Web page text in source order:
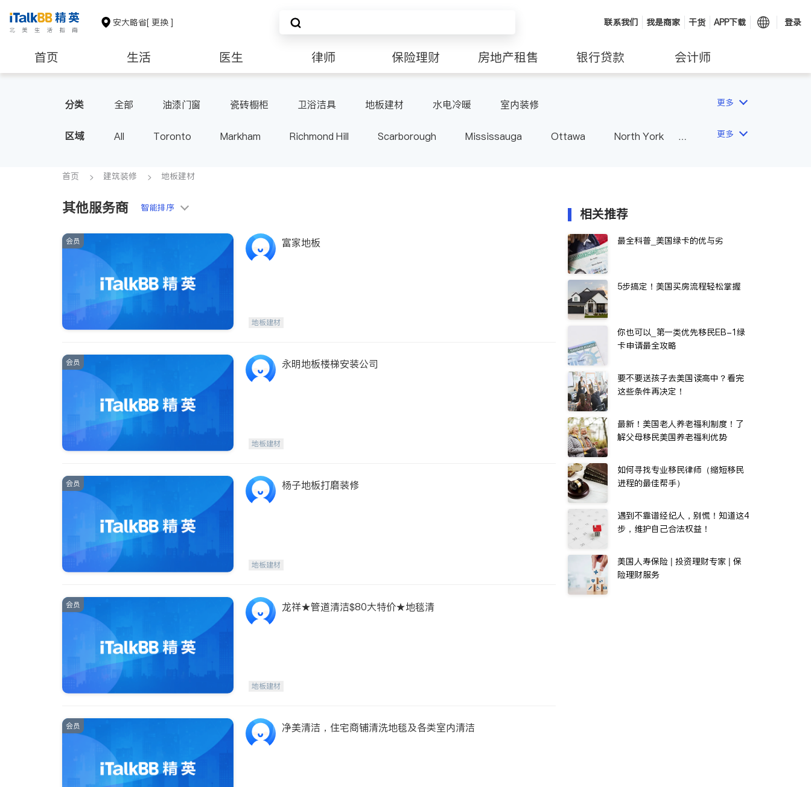
安大略省[ 更换 ] 联系我们 我是商家 干货 APP下载 登录
首页 生活 医生 律师 保险理财 房地产租售 银行贷款 会计师
分类 全部 油漆门窗 瓷砖橱柜 卫浴洁具 地板建材 水电冷暖 室内装修 更多
区域 All Toronto Markham Richmond Hill Scarborough Mississauga Ottawa
North York
Aurora
Stouffville
更多
首页 建筑装修 地板建材
其他服务商 智能排序
会员 富家地板
地板建材
会员 永明地板楼梯安装公司
地板建材
会员 杨子地板打磨装修
地板建材
会员 龙祥★管道清洁$80大特价★地毯清
地板建材
会员 净美清洁，住宅商铺清洗地毯及各类室内清洁
相关推荐
最全科普_美国绿卡的优与劣
5步搞定！美国买房流程轻松掌握
你也可以_第一类优先移民EB-1绿
卡申请最全攻略
要不要送孩子去美国读高中？看完
这些条件再决定！
最新！美国老人养老福利制度！了
解父母移民美国养老福利优势
如何寻找专业移民律师（缩短移民
进程的最佳帮手）
遇到不靠谱经纪人，别慌！知道这4
步，维护自己合法权益！
美国人寿保险 | 投资理财专家 | 保
险理财服务